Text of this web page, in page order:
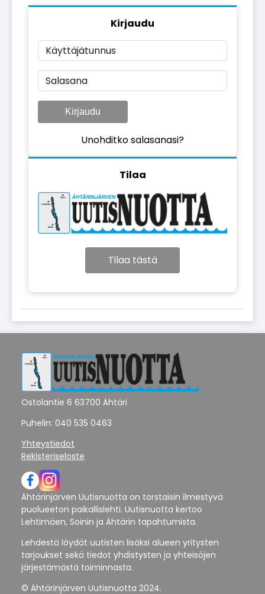
Kirjaudu
Käyttäjätunnus
Salasana
Kirjaudu
Unohditko salasanasi?
Tilaa
Tilaa tästä
Ostolantie 6 63700 Ähtäri
Puhelin: 040 535 0463
Yhteystiedot
Rekisteriseloste
Ähtärinjärven Uutisnuotta on torstaisin ilmestyvä
puolueeton paikallislehti. Uutisnuotta kertoo
Lehtimäen, Soinin ja Ähtärin tapahtumista.
Lehdestä löydät uutisten lisäksi alueen yritysten
tarjoukset sekä tiedot yhdistysten ja yhteisöjen
järjestämästä toiminnasta.
© Ähtärinjärven Uutisnuotta 2024.